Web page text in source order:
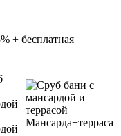
+ бесплатная
Мансарда+терраса